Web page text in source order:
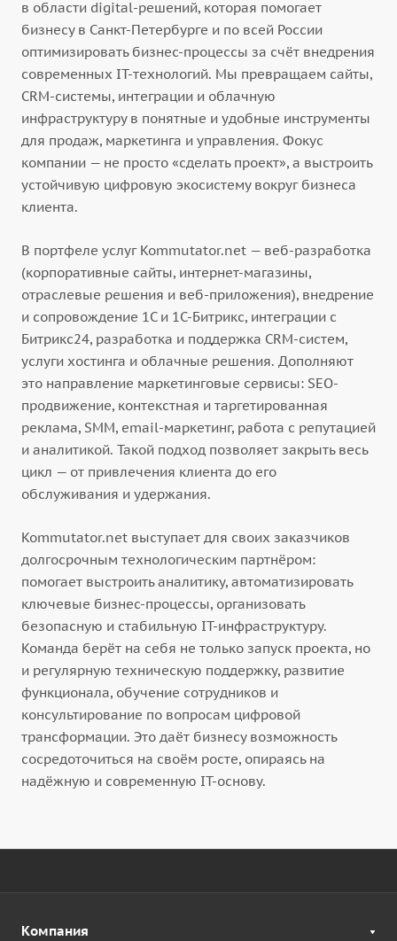
в области digital-решений, которая помогает
бизнесу в Санкт-Петербурге и по всей России
оптимизировать бизнес-процессы за счёт внедрения
современных IT-технологий. Мы превращаем сайты,
CRM-системы, интеграции и облачную
инфраструктуру в понятные и удобные инструменты
для продаж, маркетинга и управления. Фокус
компании — не просто «сделать проект», а выстроить
устойчивую цифровую экосистему вокруг бизнеса
клиента.
В портфеле услуг Kommutator.net — веб-разработка
(корпоративные сайты, интернет-магазины,
отраслевые решения и веб-приложения), внедрение
и сопровождение 1С и 1С-Битрикс, интеграции с
Битрикс24, разработка и поддержка CRM-систем,
услуги хостинга и облачные решения. Дополняют
это направление маркетинговые сервисы: SEO-
продвижение, контекстная и таргетированная
реклама, SMM, email-маркетинг, работа с репутацией
и аналитикой. Такой подход позволяет закрыть весь
цикл — от привлечения клиента до его
обслуживания и удержания.
Kommutator.net выступает для своих заказчиков
долгосрочным технологическим партнёром:
помогает выстроить аналитику, автоматизировать
ключевые бизнес-процессы, организовать
безопасную и стабильную IT-инфраструктуру.
Команда берёт на себя не только запуск проекта, но
и регулярную техническую поддержку, развитие
функционала, обучение сотрудников и
консультирование по вопросам цифровой
трансформации. Это даёт бизнесу возможность
сосредоточиться на своём росте, опираясь на
надёжную и современную IT-основу.
Компания